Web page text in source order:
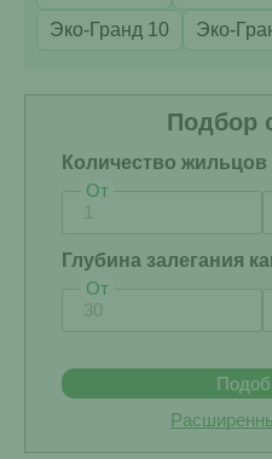
Эко-Гранд 10
Эко-
Подбор
Количество жильцов
От
Глубина залегания
От